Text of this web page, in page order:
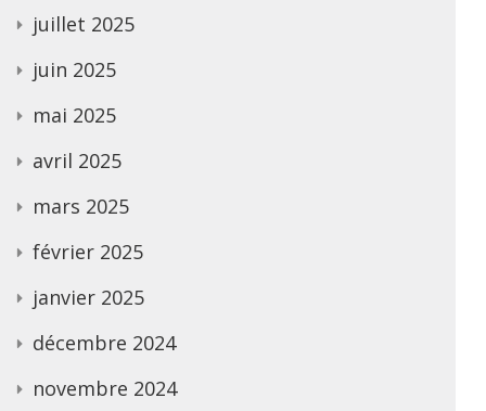
juillet 2025
juin 2025
mai 2025
avril 2025
mars 2025
février 2025
janvier 2025
décembre 2024
novembre 2024